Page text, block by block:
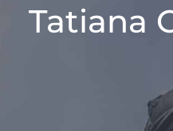
Tatiana